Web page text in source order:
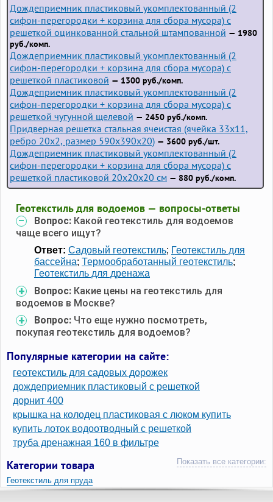
Дождеприемник пластиковый укомплектованный (2
сифон-перегородки + корзина для сбора мусора) с
решеткой оцинкованной стальной штампованной — 1980
руб./комп.
Дождеприемник пластиковый укомплектованный (2
сифон-перегородки + корзина для сбора мусора) с
решеткой пластиковой — 1300 руб./комп.
Дождеприемник пластиковый укомплектованный (2
сифон-перегородки + корзина для сбора мусора) с
решеткой чугунной щелевой — 2450 руб./комп.
Придверная решетка стальная ячеистая (ячейка 33x11,
ребро 20x2, размер 590x390x20) — 3600 руб./шт.
Дождеприемник пластиковый укомплектованный (2
сифон-перегородки + корзина для сбора мусора) с
решеткой пластиковой 20х20х20 см — 880 руб./комп.
Геотекстиль для водоемов — вопросы-ответы
Вопрос: Какой геотекстиль для водоемов
чаще всего ищут?
Ответ: Садовый геотекстиль; Геотекстиль для
бассейна; Термообработанный геотекстиль;
Геотекстиль для дренажа
Вопрос: Какие цены на геотекстиль для
водоемов в Москве?
Вопрос: Что еще нужно посмотреть,
покупая геотекстиль для водоемов?
Популярные категории на сайте:
геотекстиль для садовых дорожек
дождеприемник пластиковый с решеткой
дорнит 400
крышка на колодец пластиковая с люком купить
купить лоток водоотводный с решеткой
труба дренажная 160 в фильтре
Категории товара Показать все категории:
Геотекстиль для пруда